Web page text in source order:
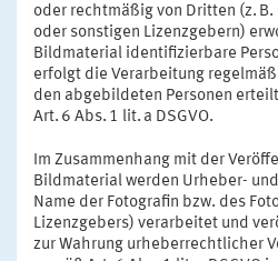
oder rechtmäßig von Dritten (z.
oder sonstigen Lizenzgebern)
Bildmaterial identifizierbare
erfolgt die Verarbeitung
den abgebildeten Personen
Art. 6 Abs. 1 lit. a DSGVO.
Im Zusammenhang mit der
Bildmaterial werden Urheber-
Name der Fotografin bzw. des
Lizenzgebers) verarbeitet und
zur Wahrung urheberrechtlicher